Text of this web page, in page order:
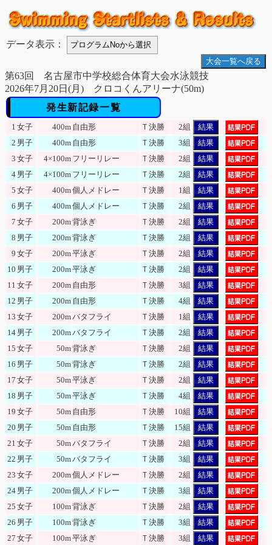
データ表示：
大会一覧へ戻る
第63回 名古屋市中学校総合体育大会水泳競技
2026年7月20日(月) クロコくんアリーナ(50m)
発生新記録一覧
1 女子 400m 自由形 Ｔ決勝 2組
結果
2 男子 400m 自由形 Ｔ決勝 3組
結果
3 女子 4×100m フリーリレー Ｔ決勝 2組
結果
4 男子 4×100m フリーリレー Ｔ決勝 2組
結果
5 女子 400m個人メドレー Ｔ決勝 1組
結果
6 男子 400m個人メドレー Ｔ決勝 2組
結果
7 女子 200m背泳ぎ Ｔ決勝 2組
結果
8 男子 200m背泳ぎ Ｔ決勝 2組
結果
9 女子 200m平泳ぎ Ｔ決勝 2組
結果
10 男子 200m平泳ぎ Ｔ決勝 2組
結果
11 女子 200m 自由形 Ｔ決勝 3組
結果
12 男子 200m 自由形 Ｔ決勝 4組
結果
13 女子 200mバタフライ Ｔ決勝 1組
結果
14 男子 200mバタフライ Ｔ決勝 2組
結果
15 女子 50m背泳ぎ Ｔ決勝 2組
結果
16 男子 50m背泳ぎ Ｔ決勝 2組
結果
17 女子 50m平泳ぎ Ｔ決勝 2組
結果
18 男子 50m平泳ぎ Ｔ決勝 4組
結果
19 女子 50m 自由形 Ｔ決勝 10組
結果
20 男子 50m 自由形 Ｔ決勝 15組
結果
21 女子 50mバタフライ Ｔ決勝 2組
結果
22 男子 50mバタフライ Ｔ決勝 3組
結果
23 女子 200m個人メドレー Ｔ決勝 2組
結果
24 男子 200m個人メドレー Ｔ決勝 3組
結果
25 女子 100m背泳ぎ Ｔ決勝 2組
結果
26 男子 100m背泳ぎ Ｔ決勝 3組
結果
27 女子 100m平泳ぎ Ｔ決勝 3組 結果